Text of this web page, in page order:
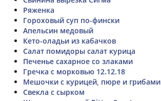
Ряженка
Гороховый суп по-фински
Апельсин медовый
Кето-оладьи из кабачков
Салат помидоры салат курица
Печенье сахарное со злаками
Гречка с морковью 12.12.18
Мешочки с курицей, пюре и грибами
Свекла с сырком